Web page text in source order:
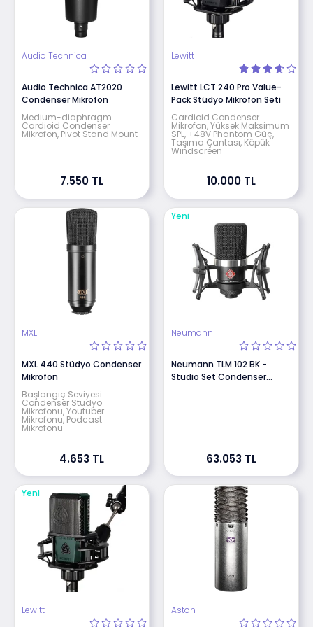
Shure , Rodegibi en iyi markaların
mikrofonu stoklarında
Audio Technica
Audio Technica AT2020
Condenser Mikrofon
Medium-diaphragm
Cardioid Condenser
Mikrofon, Pivot Stand Mount
7.550 TL
Lewitt
Lewitt LCT 240 Pro Value-
Pack Stüdyo Mikrofon Seti
Cardioid Condenser
Mikrofon, Yüksek Maksimum
SPL, +48V Phantom Güç,
Taşıma Çantası, Köpük
Windscreen
10.000 TL
MXL
MXL 440 Stüdyo Condenser
Mikrofon
Başlangıç Seviyesi
Condenser Stüdyo
Mikrofonu, Youtuber
Mikrofonu, Podcast
Mikrofonu
4.653 TL
Yeni
Neumann
Neumann TLM 102 BK -
Studio Set Condenser
63.053 TL
Yeni
Lewitt Aston